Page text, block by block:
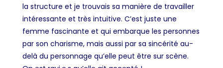
la structure et je trouvais sa manière de travailler
intéressante et très intuitive. C’est juste une
femme fascinante et qui embarque les personnes
par son charisme, mais aussi par sa sincérité au-
delà du personnage qu’elle peut être sur scène.